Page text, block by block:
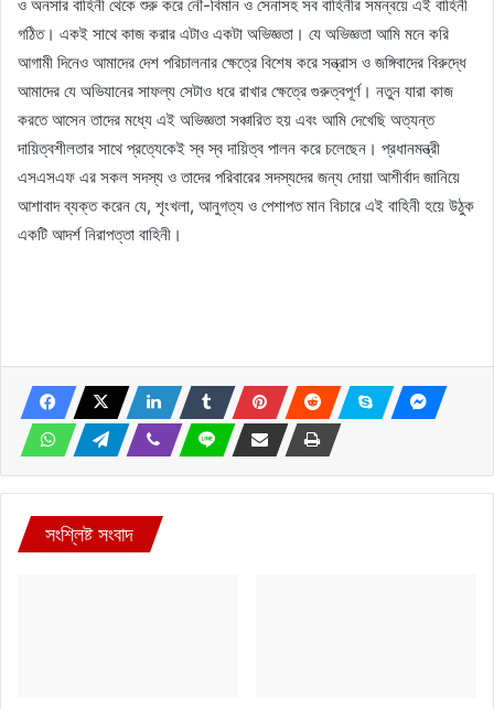
ও অনসার বাহিনী থেকে শুরু করে নৌ-বিমান ও সেনাসহ সব বাহিনীর সমন্বয়ে এই বাহিনী
গঠিত। একই সাথে কাজ করার এটাও একটা অভিজ্ঞতা। যে অভিজ্ঞতা আমি মনে করি
আগামী দিনেও আমাদের দেশ পরিচালনার ক্ষেত্রে বিশেষ করে সন্ত্রাস ও জঙ্গিবাদের বিরুদ্ধে
আমাদের যে অভিযানের সাফল্য সেটাও ধরে রাখার ক্ষেত্রে গুরুত্বপূর্ণ। নতুন যারা কাজ
করতে আসেন তাদের মধ্যে এই অভিজ্ঞতা সঞ্চারিত হয় এবং আমি দেখেছি অত্যন্ত
দায়িত্বশীলতার সাথে প্রত্যেকেই স্ব স্ব দায়িত্ব পালন করে চলেছেন। প্রধানমন্ত্রী
এসএসএফ এর সকল সদস্য ও তাদের পরিবারের সদস্যদের জন্য দোয়া আশীর্বাদ জানিয়ে
আশাবাদ ব্যক্ত করেন যে, শৃংখলা, আনুগত্য ও পেশাপত মান বিচারে এই বাহিনী হয়ে উঠুক
একটি আদর্শ নিরাপত্তা বাহিনী।
সংশ্লিষ্ট সংবাদ